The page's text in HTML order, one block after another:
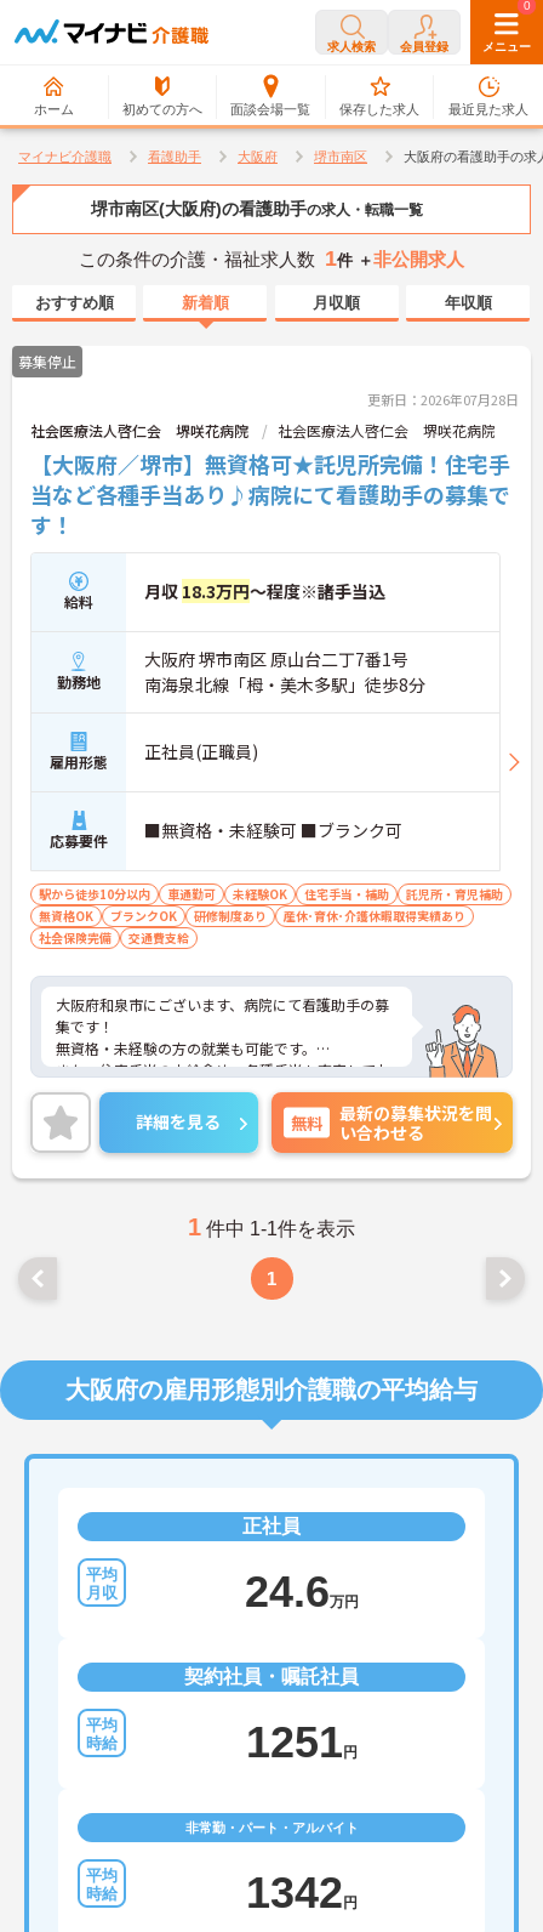
求人検索 会員登録 メニュー
ホーム 初めての方へ 面談会場一覧
0
保存した求人
0
最近見た求人
マイナビ介護職 看護助手 大阪府 堺市南区 大阪府の看護助手の求
堺市南区(大阪府)の看護助手の求人・転職一覧
この条件の介護・福祉求人数 1件 ＋非公開求人
おすすめ順 新着順 月収順 年収順
募集停止
更新日：2026年07月28日
社会医療法人啓仁会 堺咲花病院 社会医療法人啓仁会 堺咲花病院
【大阪府／堺市】無資格可★託児所完備！住宅手
当など各種手当あり♪病院にて看護助手の募集で
す！
給料 月収 18.3万円～程度※諸手当込
勤務地
大阪府 堺市南区 原山台二丁7番1号
南海泉北線「栂・美木多駅」徒歩8分
雇用形態 正社員(正職員)
応募要件 ■無資格・未経験可 ■ブランク可
駅から徒歩10分以内 車通勤可 未経験OK 住宅手当・補助
託児所・育児補助
無資格OK
ブランクOK 研修制度あり
産休･育休･介護休暇取得実績あり
社会保険完備
交通費支給
大阪府和泉市にございます、病院にて看護助手の募
集です！
無資格・未経験の方の就業も可能です。
また、住宅手当の支給含め、各種手当も充実してお
りますので、長期的な就業をしやすい環境になりま
す。
24時間託児所の完備をしておりますため、子育て中
の方も安心ですよ♪
ご興味のある方は、マイナビ介護職までお問い合わ
詳細を見る 無料
最新の募集状況を問
い合わせる
1 件中 1-1件を表示
1
大阪府の雇用形態別介護職の平均給与
正社員
24.6万円
契約社員・嘱託社員
1251 円
非常勤・パート・アルバイト
1342 円